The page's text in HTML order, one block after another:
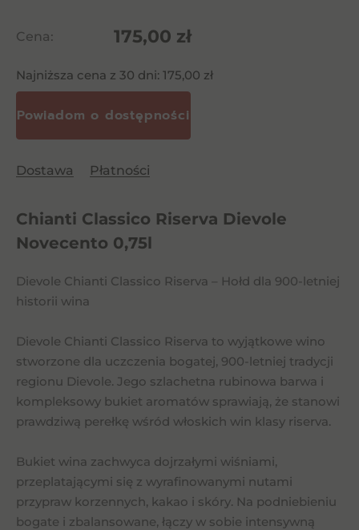
Cena: 175,00 zł
Najniższa cena z 30 dni: 175,00 zł
Dostawa Płatności
Chianti Classico Riserva Dievole
Novecento 0,75l
Dievole Chianti Classico Riserva – Hołd dla 900-letniej
historii wina
Dievole Chianti Classico Riserva to wyjątkowe wino
stworzone dla uczczenia bogatej, 900-letniej tradycji
regionu Dievole. Jego szlachetna rubinowa barwa i
kompleksowy bukiet aromatów sprawiają, że stanowi
prawdziwą perełkę wśród włoskich win klasy riserva.
Bukiet wina zachwyca dojrzałymi wiśniami,
przeplatającymi się z wyrafinowanymi nutami
przypraw korzennych, kakao i skóry. Na podniebieniu
bogate i zbalansowane, łączy w sobie intensywną